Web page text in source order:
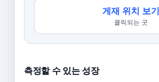
게재 위치 보기
클릭되는 곳
측정할 수 있는 성장